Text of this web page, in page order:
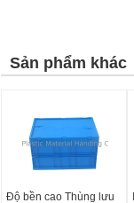
Sản phẩm khác
Độ bền cao Thùng lưu